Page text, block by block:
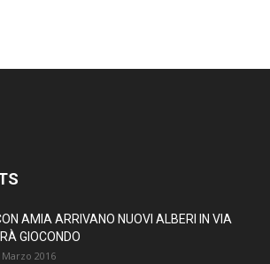
AMIA ARRIVANO NUOVI ALBERI IN VIA
GIOCONDO
Marzo 2016